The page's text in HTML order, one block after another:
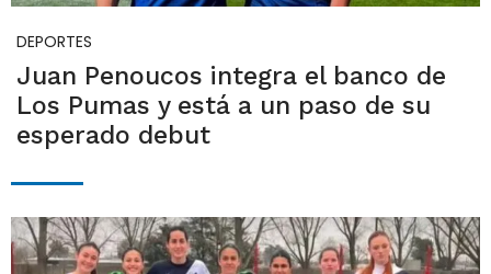
DEPORTES
Juan Penoucos integra el banco de
Los Pumas y está a un paso de su
esperado debut